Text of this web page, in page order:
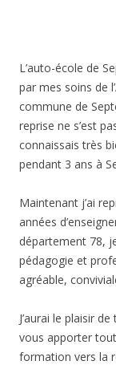
L’auto-école de
par mes soins de
commune de
reprise ne s’est
connaissais très
pendant 3 ans à
Maintenant j’ai
années
département 78,
pédagogie et
agréable,
J’aurai le plaisir
vous apporter
formation vers la